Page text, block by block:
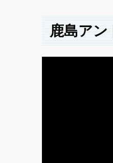
鹿島アン